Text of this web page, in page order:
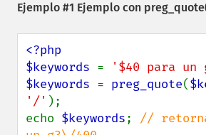
Ejemplo #1 Ejemplo con
<?php
$keywords = '$40 para un
$keywords = preg_quote(
'/' );
echo $keywords; //